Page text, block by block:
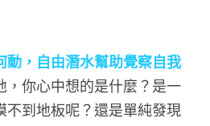
動，自由潛水幫助覺察自我
，你心中想的是什麼？是一
不到地板呢？還是單純發現